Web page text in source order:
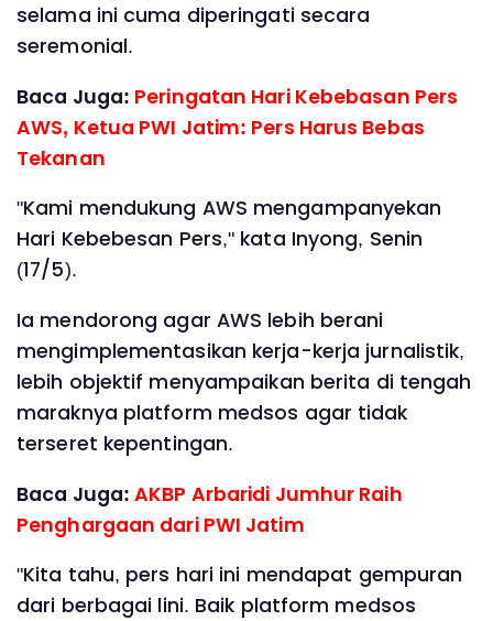
selama ini cuma diperingati secara
seremonial.
Baca Juga: Peringatan Hari Kebebasan Pers
AWS, Ketua PWI Jatim: Pers Harus Bebas
Tekanan
"Kami mendukung AWS mengampanyekan
Hari Kebebesan Pers," kata Inyong, Senin
(17/5).
Ia mendorong agar AWS lebih berani
mengimplementasikan kerja-kerja jurnalistik,
lebih objektif menyampaikan berita di tengah
maraknya platform medsos agar tidak
terseret kepentingan.
Baca Juga:AKBP Arbaridi Jumhur Raih
Penghargaan dari PWI Jatim
"Kita tahu, pers hari ini mendapat gempuran
dari berbagai lini. Baik platform medsos